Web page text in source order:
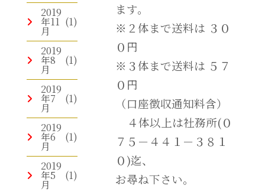
2019
年11
月
(1)
2019
年8
月
(1)
2019
年7
月
(1)
2019
年6
月
(1)
2019
年5
月
(1)
ます。
※２体まで送料は ３０
０円
※３体まで送料は ５７
０円
（口座徴収通知料含）
４体以上は社務所(０
７５－４４１－３８１
０)迄、
お尋ね下さい。